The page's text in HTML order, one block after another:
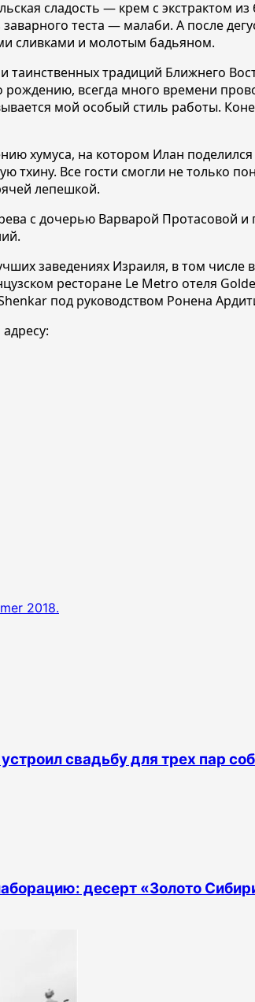
сладость — крем с экстрактом
теста — малаби. А после
сливками и молотым бадьяном.
традиций Ближнего
всегда много времени
мой особый стиль работы.
хумуса, на котором Илан
тхину. Все гости смогли не только
лепешкой.
с дочерью Варварой Протасовой
заведениях Израиля, в том числе
ресторане Le Metro отеля
под руководством Ронена
2018.
свадьбу для трех пар
десерт «Золото